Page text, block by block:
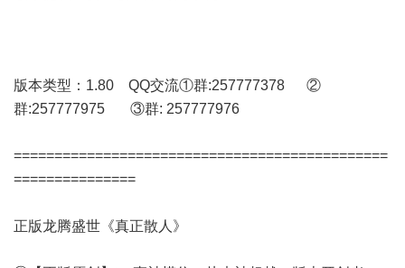
版本类型：1.80 QQ交流①群:257777378 ②
群:257777975 ③群: 257777976
==============================================
===============
正版龙腾盛世《真正散人》